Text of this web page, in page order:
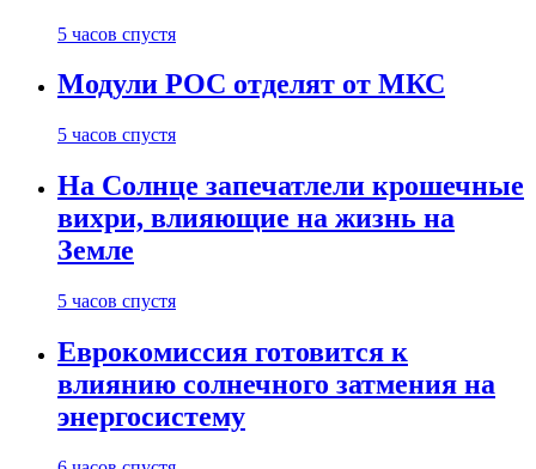
5 часов спустя
Модули РОС отделят от МКС
5 часов спустя
На Солнце запечатлели крошечные
вихри, влияющие на жизнь на
Земле
5 часов спустя
Еврокомиссия готовится к
влиянию солнечного затмения на
энергосистему